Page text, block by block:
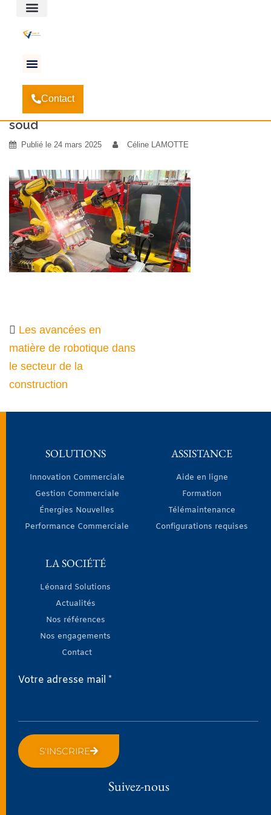
Contact
Accueil-Les avancées en matière de robotique dans
le secteur de la construction
soud
Publié le 24 mars 2025 Céline LAMOTTE
Les avancées en
matière de robotique dans
le secteur de la
construction
SOLUTIONS
Innovation Commerciale
Gestion Commerciale
Énergies Nouvelles
Performance Commerciale
ASSISTANCE
Aide en ligne
Formation
Télémaintenance
Configurations requises
LA SOCIÉTÉ
Léonard Solutions
Actualités
Nos références
Nos engagements
Contact
Votre adresse mail *
S'INSCRIRE
Suivez-nous